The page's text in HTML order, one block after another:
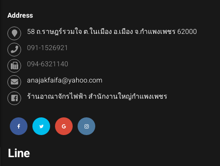
Address
58 ถ.ราษฎร์รวมใจ ต.ในเมือง อ.เมือง จ.กำแพงเพชร 62000
091-1526921
094-6321140
anajakfaifa@yahoo.com
ร้านอาณาจักรไฟฟ้า สำนักงานใหญ่กำแพงเพชร
Line